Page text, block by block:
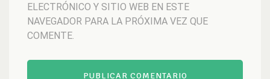
ELECTRÓNICO Y SITIO WEB EN ESTE
NAVEGADOR PARA LA PRÓXIMA VEZ QUE
COMENTE.